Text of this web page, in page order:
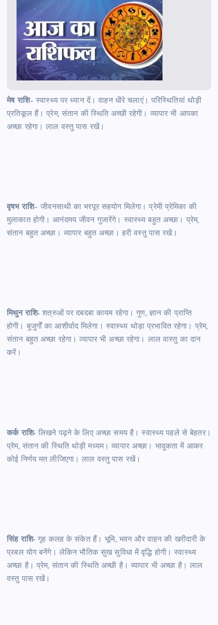
मेष राशि– स्वास्थ्य पर ध्यान दें। वाहन धीरे चलाएं। परिस्थितियां थोड़ी
प्रतिकूल हैं। प्रेम, संतान की स्थिति अच्छी रहेगी। व्यापार भी आपका
अच्छा रहेगा। लाल वस्तु पास रखें।
वृषभ राशि– जीवनसाथी का भरपूर सहयोग मिलेगा। प्रेमी प्रेमिका की
मुलाकात होगी। आनंदमय जीवन गुजारेंगे। स्वास्थ्य बहुत अच्छा। प्रेम,
संतान बहुत अच्छा। व्यापार बहुत अच्छा। हरी वस्तु पास रखें।
मिथुन राशि- शत्रुओं पर दबदबा कायम रहेगा। गुण, ज्ञान की प्राप्ति
होगी। बुजुर्गों का आशीर्वाद मिलेगा। स्वास्थ्य थोड़ा प्रभावित रहेगा। प्रेम,
संतान बहुत अच्छा रहेगा। व्यापार भी अच्छा रहेगा। लाल वास्तु का दान
करें।
कर्क राशि- लिखने पढ़ने के लिए अच्छा समय है। स्वास्थ्य पहले से बेहतर।
प्रेम, संतान की स्थिति थोड़ी मध्यम। व्यापार अच्छा। भावुकता में आकर
कोई निर्णय मत लीजिएगा। लाल वस्तु पास रखें।
सिंह राशि- गृह कलह के संकेत हैं। भूमि, भवन और वाहन की खरीदारी के
प्रबल योग बनेंगे। लेकिन भौतिक सुख सुविधा में वृद्धि होगी। स्वास्थ्य
अच्छा है। प्रेम, संतान की स्थिति अच्छी है। व्यापार भी अच्छा है। लाल
वस्तु पास रखें।